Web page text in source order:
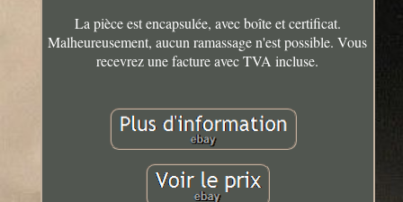
La pièce est encapsulée, avec boîte et certificat.
Malheureusement, aucun ramassage n'est possible. Vous
recevrez une facture avec TVA incluse.